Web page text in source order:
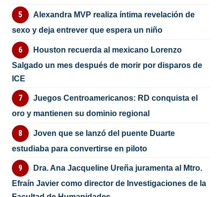
Alexandra MVP realiza íntima revelación de
sexo y deja entrever que espera un niño
Houston recuerda al mexicano Lorenzo
Salgado un mes después de morir por disparos de
ICE
Juegos Centroamericanos: RD conquista el
oro y mantienen su dominio regional
Joven que se lanzó del puente Duarte
estudiaba para convertirse en piloto
Dra. Ana Jacqueline Ureña juramenta al Mtro.
Efraín Javier como director de Investigaciones de la